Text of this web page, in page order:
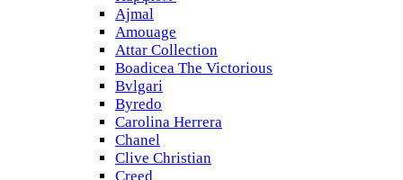
Ajmal
Amouage
Attar Collection
Boadicea The Victorious
Bvlgari
Byredo
Carolina Herrera
Chanel
Clive Christian
Creed